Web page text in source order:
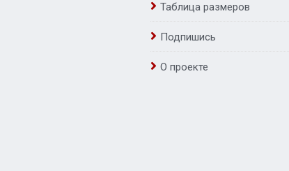
Таблица размеров
Подпишись
О проекте